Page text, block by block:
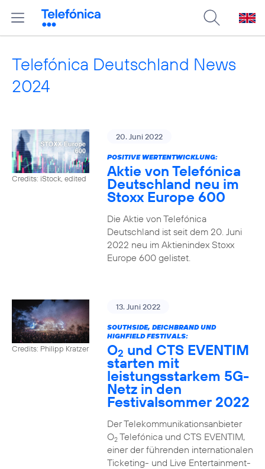
Telefónica Deutschland News
2024
Credits: iStock, edited
20. Juni 2022
POSITIVE WERTENTWICKLUNG:
Aktie von Telefónica
Deutschland neu im
Stoxx Europe 600
Die Aktie von Telefónica
Deutschland ist seit dem 20. Juni
2022 neu im Aktienindex Stoxx
Europe 600 gelistet.
Credits: Philipp Kratzer
13. Juni 2022
SOUTHSIDE, DEICHBRAND UND
HIGHFIELD FESTIVALS:
O2 und CTS EVENTIM
starten mit
leistungsstarkem 5G-
Netz in den
Festivalsommer 2022
Der Telekommunikationsanbieter
O2Telefónica und CTS EVENTIM,
einer der führenden internationalen
Ticketing- und Live Entertainment-